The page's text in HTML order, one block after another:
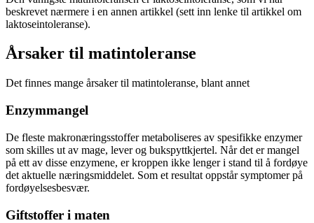
beskrevet nærmere i en annen artikkel (sett inn lenke til artikkel om
laktoseintoleranse).
Årsaker til matintoleranse
Det finnes mange årsaker til matintoleranse, blant annet
Enzymmangel
De fleste makronæringsstoffer metaboliseres av spesifikke enzymer
som skilles ut av mage, lever og bukspyttkjertel. Når det er mangel
på ett av disse enzymene, er kroppen ikke lenger i stand til å fordøye
det aktuelle næringsmiddelet. Som et resultat oppstår symptomer på
fordøyelsesbesvær.
Giftstoffer i maten